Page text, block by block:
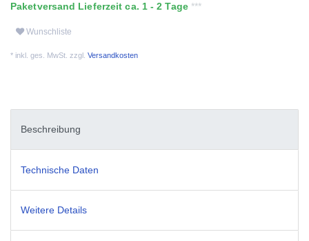
Paketversand Lieferzeit ca. 1 - 2 Tage
Wunschliste
* inkl. ges. MwSt. zzgl. Versandkosten
Beschreibung
Technische Daten
Weitere Details